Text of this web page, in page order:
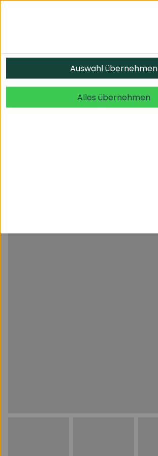
Auswahl übernehmen
Alles übernehmen